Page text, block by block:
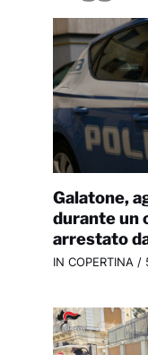
Galatone,
durante un
arrestato
IN COPERTINA/